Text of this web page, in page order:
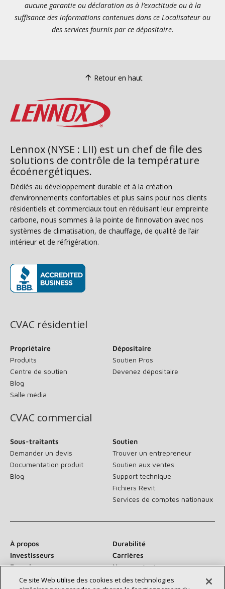
aucune garantie ou déclaration as à l’exactitude ou à la
suffisance des informations contenues dans ce Localisateur ou
des services fournis par ce dépositaire.
Retour en haut
Lennox (NYSE : LII) est un chef de file des
solutions de contrôle de la température
écoénergétiques.
Dédiés au développement durable et à la création
d’environnements confortables et plus sains pour nos clients
résidentiels et commerciaux tout en réduisant leur empreinte
carbone, nous sommes à la pointe de l’innovation avec nos
systèmes de climatisation, de chauffage, de qualité de l’air
intérieur et de réfrigération.
CVAC résidentiel
Propriétaire
Produits
Centre de soutien
Blog
Salle média
Dépositaire
Soutien Pros
Devenez dépositaire
CVAC commercial
Sous-traitants
Demander un devis
Documentation produit
Blog
Soutien
Trouver un entrepreneur
Soutien aux ventes
Support technique
Fichiers Revit
Services de comptes nationaux
À propos
Durabilité
Investisseurs
Carrières
Fournisseurs
Nous contacter
Salle de presse
Ce site Web utilise des cookies et des technologies